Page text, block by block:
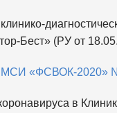
Бест» (РУ от
МСИ «ФСВОК-2020»
в